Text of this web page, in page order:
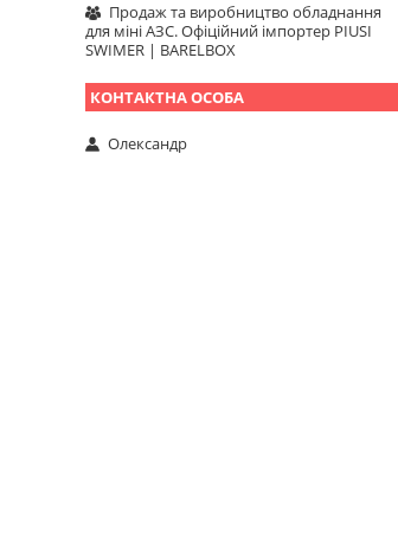
Продаж та виробництво обладнання
для міні АЗС. Офіційний імпортер PIUSI
SWIMER | BARELBOX
Олександр